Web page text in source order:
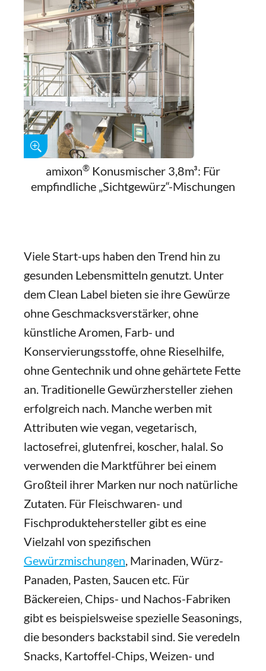
amixon® Konusmischer 3,8m³: Für
empfindliche „Sichtgewürz“-Mischungen
Viele Start-ups haben den Trend hin zu
gesunden Lebensmitteln genutzt. Unter
dem Clean Label bieten sie ihre Gewürze
ohne Geschmacksverstärker, ohne
künstliche Aromen, Farb- und
Konservierungsstoffe, ohne Rieselhilfe,
ohne Gentechnik und ohne gehärtete Fette
an. Traditionelle Gewürzhersteller ziehen
erfolgreich nach. Manche werben mit
Attributen wie vegan, vegetarisch,
lactosefrei, glutenfrei, koscher, halal. So
verwenden die Marktführer bei einem
Großteil ihrer Marken nur noch natürliche
Zutaten. Für Fleischwaren- und
Fischproduktehersteller gibt es eine
Vielzahl von spezifischen
Gewürzmischungen, Marinaden, Würz-
Panaden, Pasten, Saucen etc. Für
Bäckereien, Chips- und Nachos-Fabriken
gibt es beispielsweise spezielle Seasonings,
die besonders backstabil sind. Sie veredeln
Snacks, Kartoffel-Chips, Weizen- und